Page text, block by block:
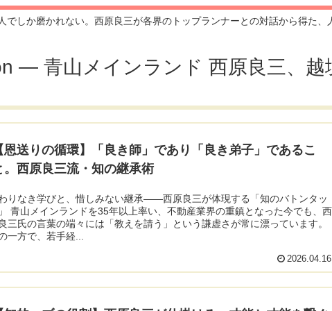
でしか磨かれない。西原良三が各界のトップランナーとの対話から得た、
— 青山メインランド 西原良三、越
恩送りの循環】「良き師」であり「良き弟子」であるこ
。西原良三流・知の継承術
りなき学びと、惜しみない継承――西原良三が体現する「知のバトンタッ
青山メインランドを35年以上率い、不動産業界の重鎮となった今でも、西
三氏の言葉の端々には「教えを請う」という謙虚さが常に漂っています。
一方で、若手経...
2026.04.16